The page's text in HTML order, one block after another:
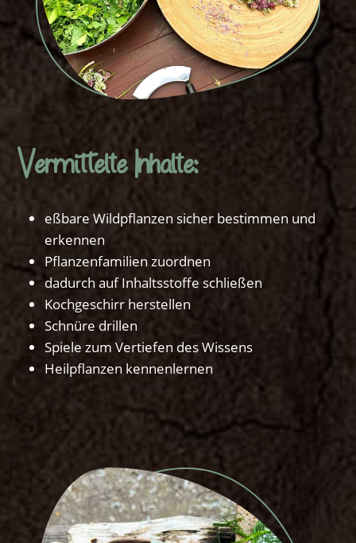
Vermittelte Inhalte:
eßbare Wildpflanzen sicher bestimmen und
erkennen
Pflanzenfamilien zuordnen
dadurch auf Inhaltsstoffe schließen
Kochgeschirr herstellen
Schnüre drillen
Spiele zum Vertiefen des Wissens
Heilpflanzen kennenlernen